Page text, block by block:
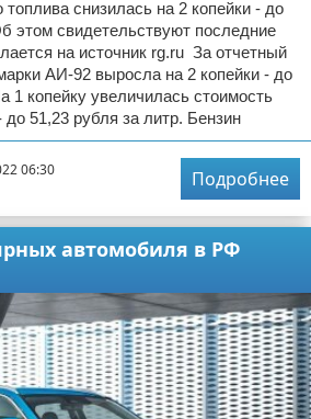
снизилась на 2 копейки - до
этом свидетельствуют последние
на источник rg.ru За отчетный
АИ-92 выросла на 2 копейки - до
1 копейку увеличилась стоимость
51,23 рубля за литр. Бензин
06:30
Подробнее
автомобиля в РФ